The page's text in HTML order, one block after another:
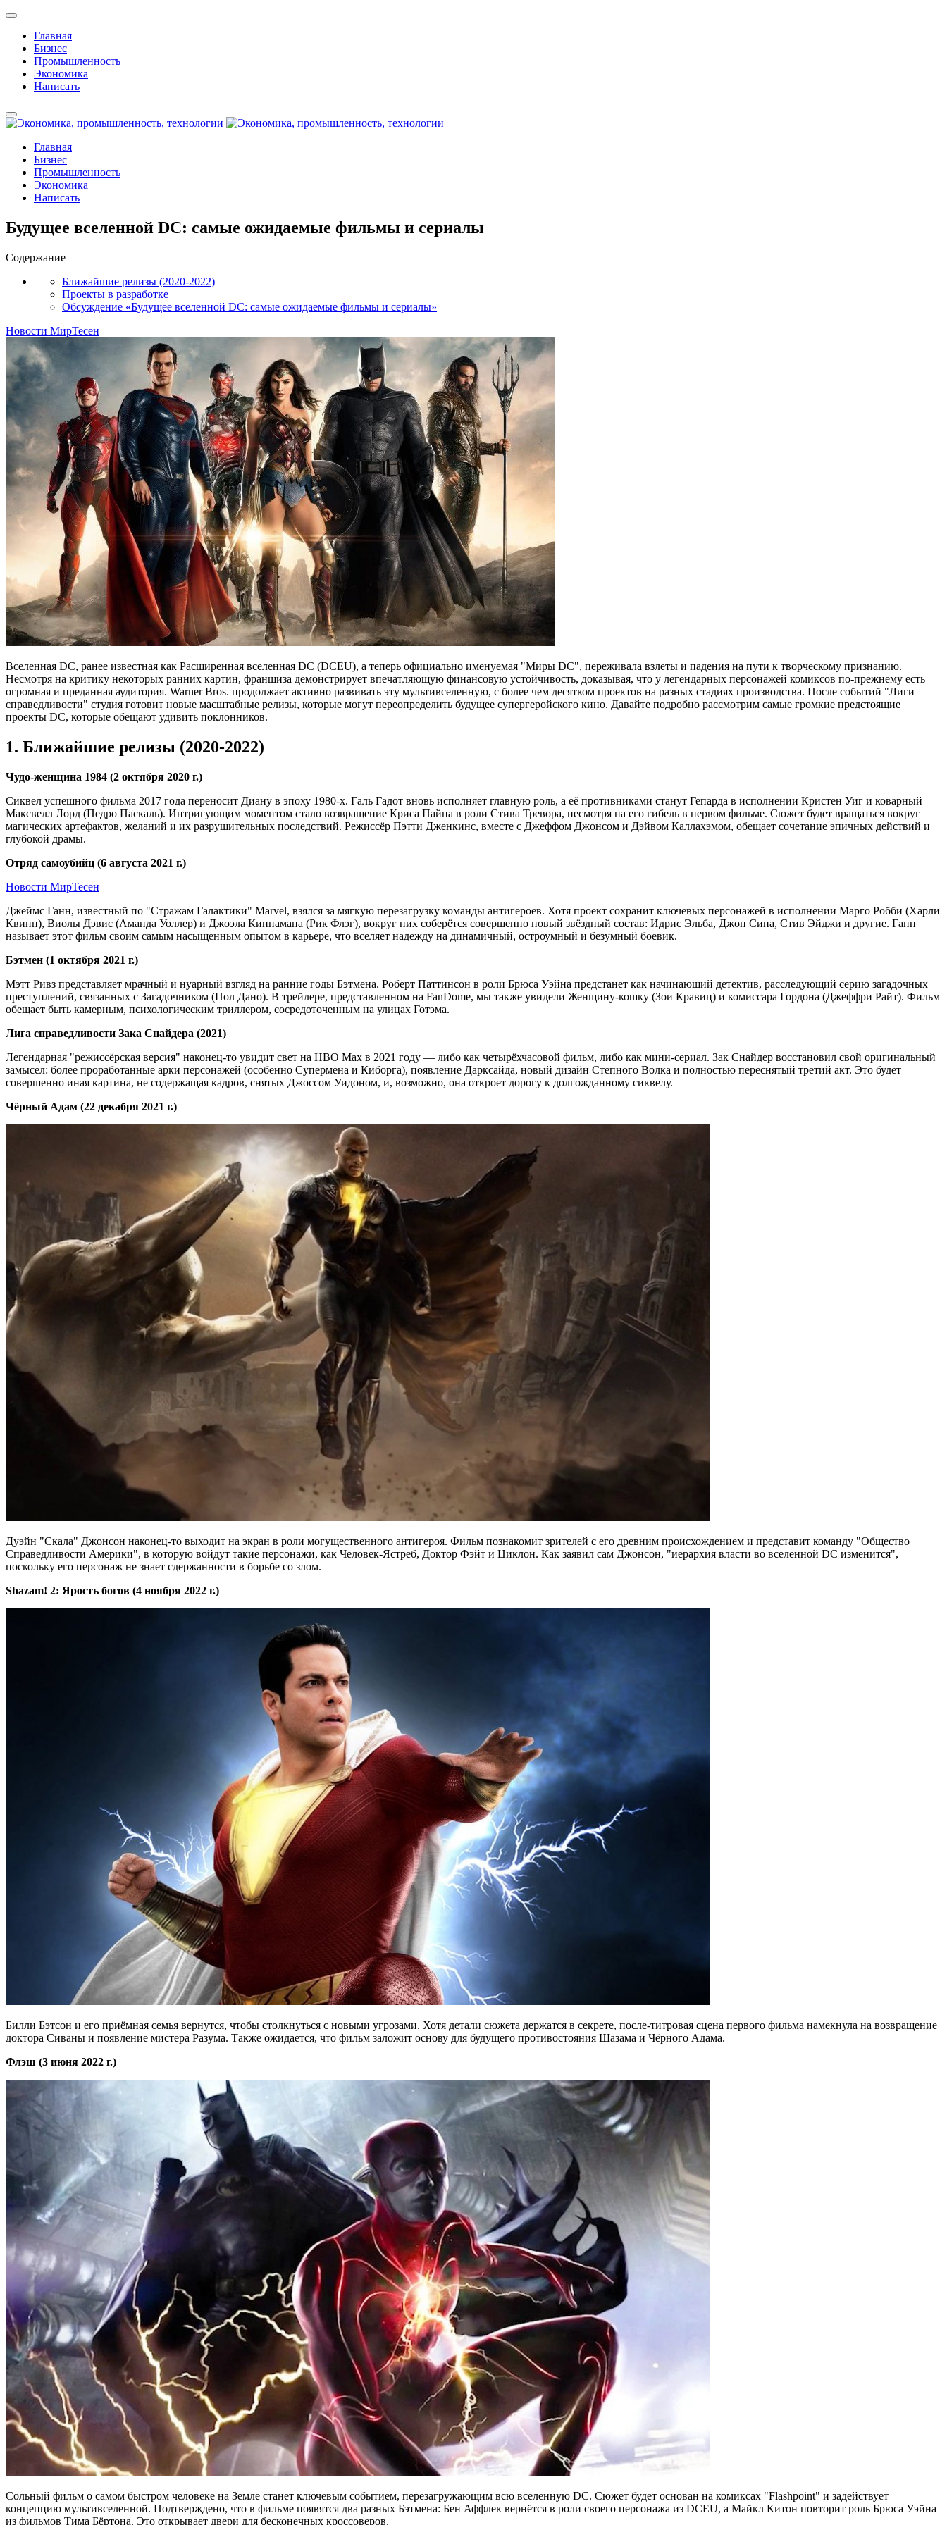
Главная
Бизнес
Промышленность
Экономика
Написать
Главная
Бизнес
Промышленность
Экономика
Написать
Будущее вселенной DC: самые ожидаемые фильмы и сериалы
Содержание
Ближайшие релизы (2020-2022)
Проекты в разработке
Обсуждение «Будущее вселенной DC: самые ожидаемые фильмы и сериалы»
Новости МирТесен
Вселенная DC, ранее известная как Расширенная вселенная DC (DCEU), а теперь официально именуемая "Миры DC", переживала взлеты и падения на пути к творческому признанию.
Несмотря на критику некоторых ранних картин, франшиза демонстрирует впечатляющую финансовую устойчивость, доказывая, что у легендарных персонажей комиксов по-прежнему есть
огромная и преданная аудитория. Warner Bros. продолжает активно развивать эту мультивселенную, с более чем десятком проектов на разных стадиях производства. После событий "Лиги
справедливости" студия готовит новые масштабные релизы, которые могут переопределить будущее супергеройского кино. Давайте подробно рассмотрим самые громкие предстоящие
проекты DC, которые обещают удивить поклонников.
1. Ближайшие релизы (2020-2022)
Чудо-женщина 1984 (2 октября 2020 г.)
Сиквел успешного фильма 2017 года переносит Диану в эпоху 1980-х. Галь Гадот вновь исполняет главную роль, а её противниками станут Гепарда в исполнении Кристен Уиг и коварный
Максвелл Лорд (Педро Паскаль). Интригующим моментом стало возвращение Криса Пайна в роли Стива Тревора, несмотря на его гибель в первом фильме. Сюжет будет вращаться вокруг
магических артефактов, желаний и их разрушительных последствий. Режиссёр Пэтти Дженкинс, вместе с Джеффом Джонсом и Дэйвом Каллахэмом, обещает сочетание эпичных действий и
глубокой драмы.
Отряд самоубийц (6 августа 2021 г.)
Новости МирТесен
Джеймс Ганн, известный по "Стражам Галактики" Marvel, взялся за мягкую перезагрузку команды антигероев. Хотя проект сохранит ключевых персонажей в исполнении Марго Робби (Харли
Квинн), Виолы Дэвис (Аманда Уоллер) и Джоэла Киннамана (Рик Флэг), вокруг них соберётся совершенно новый звёздный состав: Идрис Эльба, Джон Сина, Стив Эйджи и другие. Ганн
называет этот фильм своим самым насыщенным опытом в карьере, что вселяет надежду на динамичный, остроумный и безумный боевик.
Бэтмен (1 октября 2021 г.)
Мэтт Ривз представляет мрачный и нуарный взгляд на ранние годы Бэтмена. Роберт Паттинсон в роли Брюса Уэйна предстанет как начинающий детектив, расследующий серию загадочных
преступлений, связанных с Загадочником (Пол Дано). В трейлере, представленном на FanDome, мы также увидели Женщину-кошку (Зои Кравиц) и комиссара Гордона (Джеффри Райт). Фильм
обещает быть камерным, психологическим триллером, сосредоточенным на улицах Готэма.
Лига справедливости Зака Снайдера (2021)
Легендарная "режиссёрская версия" наконец-то увидит свет на HBO Max в 2021 году — либо как четырёхчасовой фильм, либо как мини-сериал. Зак Снайдер восстановил свой оригинальный
замысел: более проработанные арки персонажей (особенно Супермена и Киборга), появление Дарксайда, новый дизайн Степного Волка и полностью переснятый третий акт. Это будет
совершенно иная картина, не содержащая кадров, снятых Джоссом Уидоном, и, возможно, она откроет дорогу к долгожданному сиквелу.
Чёрный Адам (22 декабря 2021 г.)
Дуэйн "Скала" Джонсон наконец-то выходит на экран в роли могущественного антигероя. Фильм познакомит зрителей с его древним происхождением и представит команду "Общество
Справедливости Америки", в которую войдут такие персонажи, как Человек-Ястреб, Доктор Фэйт и Циклон. Как заявил сам Джонсон, "иерархия власти во вселенной DC изменится",
поскольку его персонаж не знает сдержанности в борьбе со злом.
Shazam! 2: Ярость богов (4 ноября 2022 г.)
Билли Бэтсон и его приёмная семья вернутся, чтобы столкнуться с новыми угрозами. Хотя детали сюжета держатся в секрете, после-титровая сцена первого фильма намекнула на возвращение
доктора Сиваны и появление мистера Разума. Также ожидается, что фильм заложит основу для будущего противостояния Шазама и Чёрного Адама.
Флэш (3 июня 2022 г.)
Сольный фильм о самом быстром человеке на Земле станет ключевым событием, перезагружающим всю вселенную DC. Сюжет будет основан на комиксах "Flashpoint" и задействует
концепцию мультивселенной. Подтверждено, что в фильме появятся два разных Бэтмена: Бен Аффлек вернётся в роли своего персонажа из DCEU, а Майкл Китон повторит роль Брюса Уэйна
из фильмов Тима Бёртона. Это открывает двери для бесконечных кроссоверов.